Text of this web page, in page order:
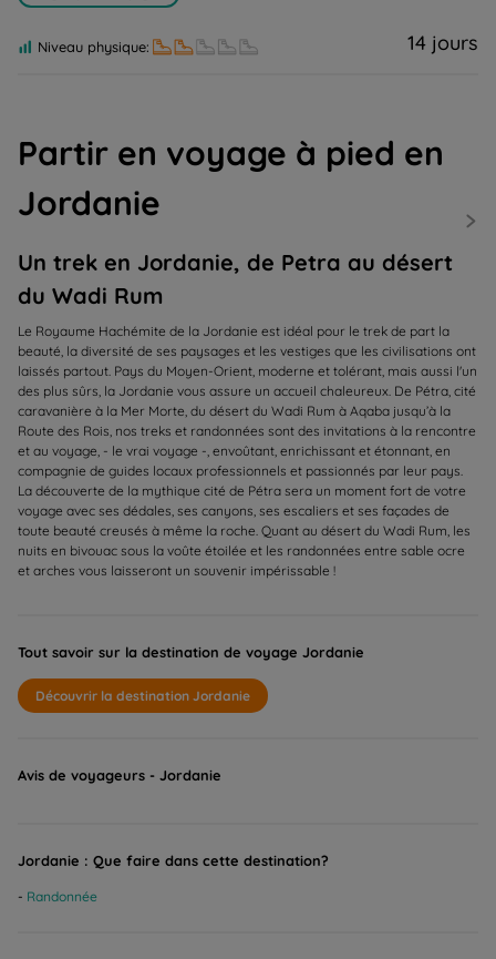
Niveau physique: 14 jours
Partir en voyage à pied en
Jordanie
Un trek en Jordanie, de Petra au désert
du Wadi Rum
Le Royaume Hachémite de la Jordanie est idéal pour le trek de part la
beauté, la diversité de ses paysages et les vestiges que les civilisations ont
laissés partout. Pays du Moyen-Orient, moderne et tolérant, mais aussi l'un
des plus sûrs, la Jordanie vous assure un accueil chaleureux. De Pétra, cité
caravanière à la Mer Morte, du désert du Wadi Rum à Aqaba jusqu’à la
Route des Rois, nos treks et randonnées sont des invitations à la rencontre
et au voyage, - le vrai voyage -, envoûtant, enrichissant et étonnant, en
compagnie de guides locaux professionnels et passionnés par leur pays.
La découverte de la mythique cité de Pétra sera un moment fort de votre
voyage avec ses dédales, ses canyons, ses escaliers et ses façades de
toute beauté creusés à même la roche. Quant au désert du Wadi Rum, les
nuits en bivouac sous la voûte étoilée et les randonnées entre sable ocre
et arches vous laisseront un souvenir impérissable !
Tout savoir sur la destination de voyage Jordanie
Découvrir la destination Jordanie
Avis de voyageurs - Jordanie
Jordanie : Que faire dans cette destination?
Randonnée